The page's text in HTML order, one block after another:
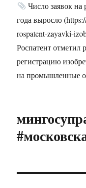
Число заявок на
года выросло
rospatent-zayavki-
Роспатент отметил
регистрацию
на промышленные